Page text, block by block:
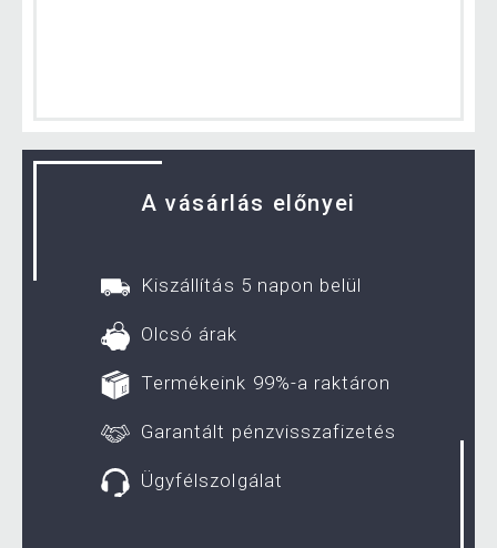
A vásárlás előnyei
Kiszállítás 5 napon belül
Olcsó árak
Termékeink 99%-a raktáron
Garantált pénzvisszafizetés
Ügyfélszolgálat